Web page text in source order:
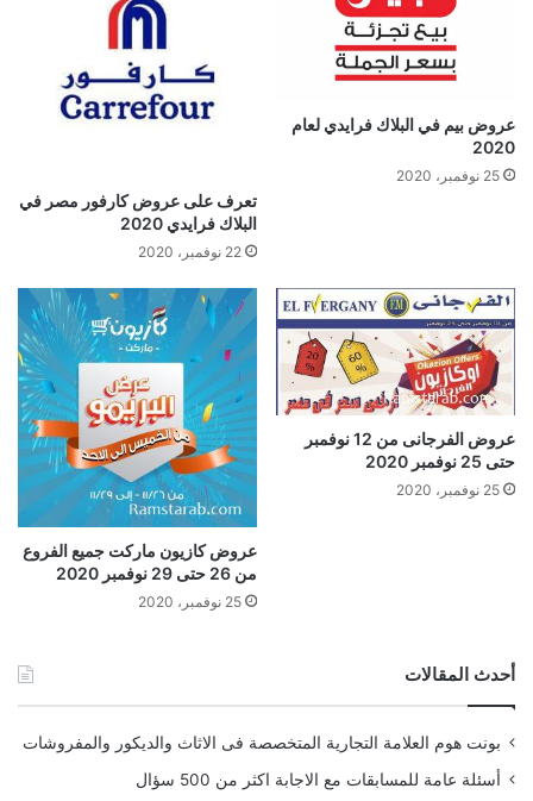
عروض بيم في البلاك فرايدي لعام
2020
25 نوفمبر، 2020
تعرف على عروض كارفور مصر في
البلاك فرايدي 2020
22 نوفمبر، 2020
عروض الفرجانى من 12 نوفمبر
حتى 25 نوفمبر 2020
25 نوفمبر، 2020
عروض كازيون ماركت جميع الفروع
من 26 حتى 29 نوفمبر 2020
25 نوفمبر، 2020
أحدث المقالات
بونت هوم العلامة التجارية المتخصصة فى الاثاث والديكور والمفروشات
أسئلة عامة للمسابقات مع الاجابة اكثر من 500 سؤال